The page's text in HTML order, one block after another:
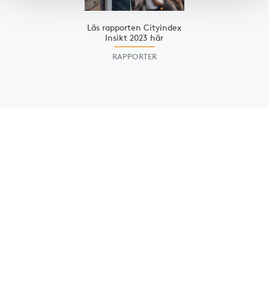
Läs rapporten Cityindex
Insikt 2023 här
RAPPORTER